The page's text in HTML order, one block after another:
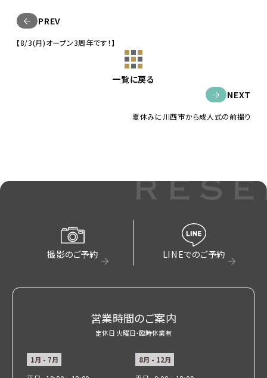
PREV
【8/3(月)オープン3周年です！】
一覧に戻る
NEXT
夏休みに川西市から成人式の前撮り
撮影のご予約 LINEでのご予約
営業時間のご案内
定休日 火曜日・臨時休業有
1月 - 7月
8月 - 12月